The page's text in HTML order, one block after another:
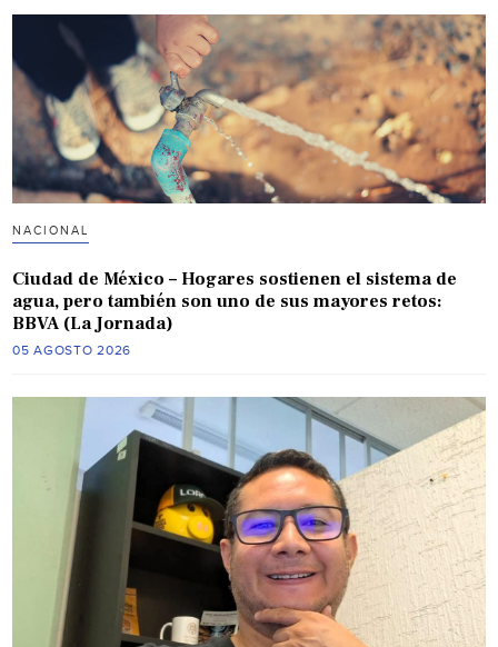
NACIONAL
Ciudad de México – Hogares sostienen el sistema de
agua, pero también son uno de sus mayores retos:
BBVA (La Jornada)
05 AGOSTO 2026